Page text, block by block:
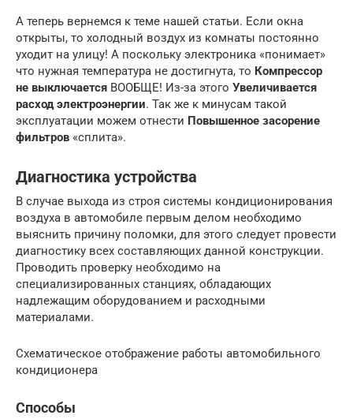
А теперь вернемся к теме нашей статьи. Если окна
открыты, то холодный воздух из комнаты постоянно
уходит на улицу! А поскольку электроника «понимает»
что нужная температура не достигнута, то Компрессор
не выключается ВООБЩЕ! Из-за этого Увеличивается
расход электроэнергии. Так же к минусам такой
эксплуатации можем отнести Повышенное засорение
фильтров «сплита».
Диагностика устройства
В случае выхода из строя системы кондиционирования
воздуха в автомобиле первым делом необходимо
выяснить причину поломки, для этого следует провести
диагностику всех составляющих данной конструкции.
Проводить проверку необходимо на
специализированных станциях, обладающих
надлежащим оборудованием и расходными
материалами.
Схематическое отображение работы автомобильного
кондиционера
Способы